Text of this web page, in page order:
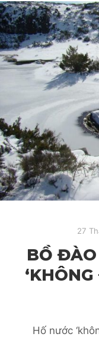
27
BỒ ĐÀO
Hố nước